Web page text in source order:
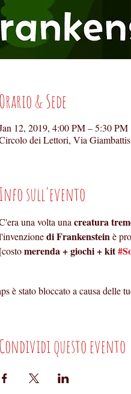
Orario & Sede
12, 2019, 4:00 PM – 5:30 PM
dei Lettori, Via
Info sull'evento
una volta una creatura
di Frankenstein è
[costo merenda + giochi + kit
è stato bloccato a causa delle
Condividi questo evento